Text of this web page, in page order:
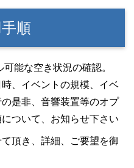
順
能な空き状況の確認。
、イベントの規模、イベ
是非、音響装置等のオプ
ついて、お知らせ下さい
頂き、詳細、ご要望を御